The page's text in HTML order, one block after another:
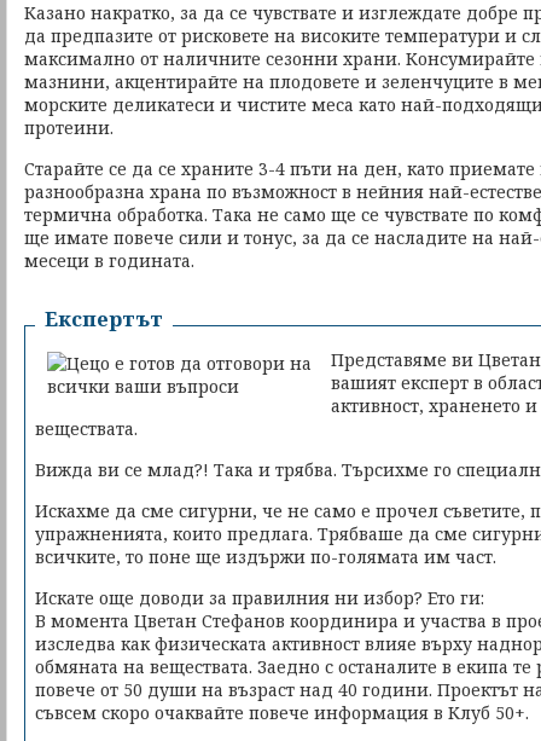
Казано накратко, за да се чувствате и изглеждате добре
да предпазите от рисковете на високите температури и
максимално от наличните сезонни храни.
мазнини, акцентирайте на плодовете и зеленчуците в
морските деликатеси и чистите меса като най-
протеини.
Старайте се да се храните 3-4 пъти на ден, като
разнообразна храна по възможност в нейния най-
термична обработка. Така не само ще се чувствате по
ще имате повече сили и тонус, за да се насладите на
месеци в годината.
Експертът
Представяме ви
вашият експерт в
активност, храненето
веществата.
Вижда ви се млад?! Така и трябва. Търсихме го
Искахме да сме сигурни, че не само е прочел съветите,
упражненията, които предлага. Трябваше да сме
всичките, то поне ще издържи по-голямата им част.
Искате още доводи за правилния ни избор? Ето ги:
В момента Цветан Стефанов координира и участва в
изследва как физическата активност влияе върху
обмяната на веществата. Заедно с останалите в екипа те
повече от 50 души на възраст над 40 години. Проектът
съвсем скоро очаквайте повече информация в Клуб 50+.